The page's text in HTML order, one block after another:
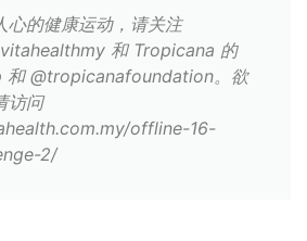
心的健康运动，请关注
和 Tropicana 的
@tropicanafoundation。欲
访问
offline-16-
2/